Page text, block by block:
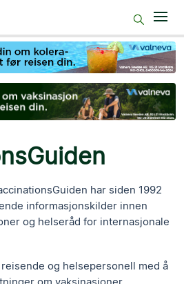
har siden 1992
informasjonskilder innen
og helseråd for internasjonale
og helsepersonell med å